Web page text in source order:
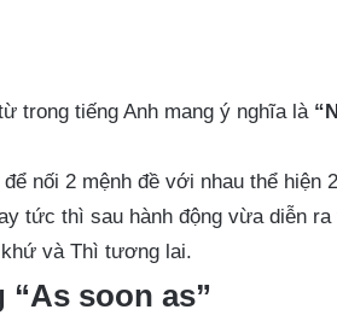
trong tiếng Anh mang ý nghĩa là
nối 2 mệnh đề với nhau thể hiện
tức thì sau hành động vừa diễn
và Thì tương lai.
“As soon as”